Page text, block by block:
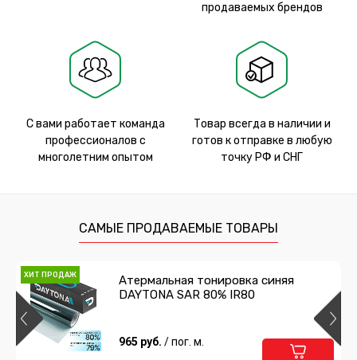
продаваемых брендов
С вами работает команда
профессионалов с
многолетним опытом
Товар всегда в наличии и
готов к отправке в любую
точку РФ и СНГ
САМЫЕ ПРОДАВАЕМЫЕ ТОВАРЫ
ХИТ ПРОДАЖ
Атермальная тонировка синяя
DAYTONA SAR 80% IR80
965 руб. / пог. м.